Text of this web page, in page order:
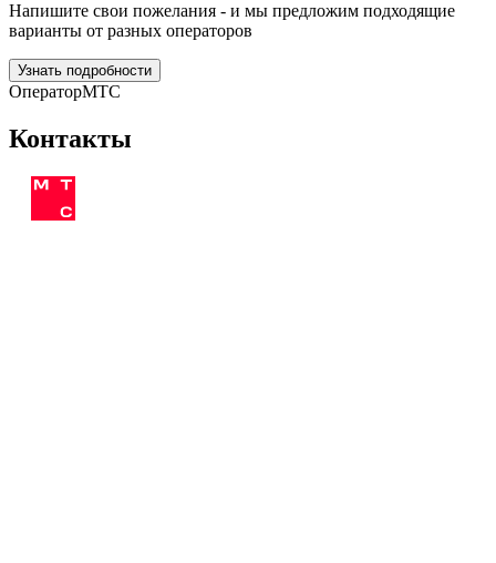
Напишите свои пожелания - и мы предложим подходящие
варианты от разных операторов
Узнать подробности
ОператорМТС
Контакты